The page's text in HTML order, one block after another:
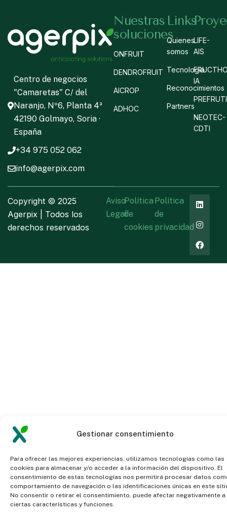
Gestionar consentimiento
Para ofrecer las mejores experiencias, utilizamos tecnologías como las
cookies para almacenar y/o acceder a la información del dispositivo. El
consentimiento de estas tecnologías nos permitirá procesar datos
comportamiento de navegación o las identificaciones únicas en este
No consentir o retirar el consentimiento, puede afectar negativamente a
ciertas características y funciones.
Centro de negocios
"Camaretas" C/ del
Naranjo, Nº6, Planta 4ª
42190 Golmayo, Soria ·
España
+34 975 052 062
info@agerpix.com
Nuestras
soluciones
ONFRUIT
DENDROFRUIT
AICROP
ADHOC
Links
Quienes
somos
Tecnología
Reconocimientos
Partners
LIFE-
AIS
IA
NEOTEC-
CDTI
Copyright © 2025
Agerpix | Todos los
derechos reservados
Aviso
Legal
Política
de
cookies
Política
de
privacidad